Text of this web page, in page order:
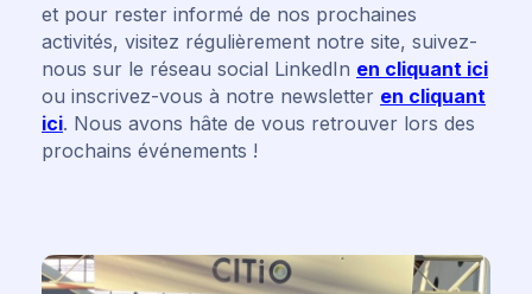
et pour rester informé de nos prochaines
activités, visitez régulièrement notre site, suivez-
nous sur le réseau social LinkedIn en cliquant ici
ou inscrivez-vous à notre newsletter en cliquant
ici. Nous avons hâte de vous retrouver lors des
prochains événements !